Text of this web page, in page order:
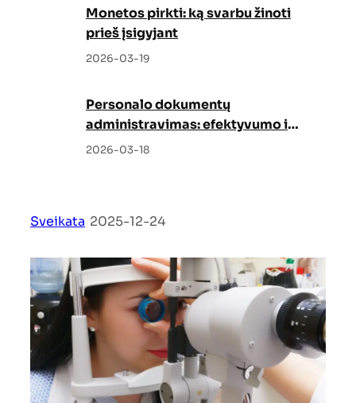
Monetos pirkti: ką svarbu žinoti
prieš įsigyjant
2026-03-19
Personalo dokumentų
administravimas: efektyvumo ir
tvarkos garantas
2026-03-18
Sveikata 2025-12-24